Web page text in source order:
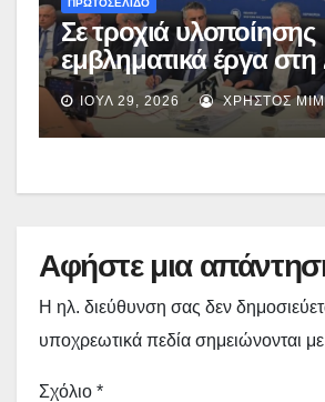
ΠΡΩΤΟΣΕΛΙΔΟ
Σε τροχιά υλοποίησης
εμβληματικά έργα στη
Μακεδονία: Ο
Γιώργου Αμανατίδη
κυβερνητική
ΙΟΎΛ 29, 2026 ΧΡΉΣΤΟΣ
Αφήστε μια
Η ηλ. διεύθυνση σας δεν
υποχρεωτικά πεδία σημειώνονται με
Σχόλιο *